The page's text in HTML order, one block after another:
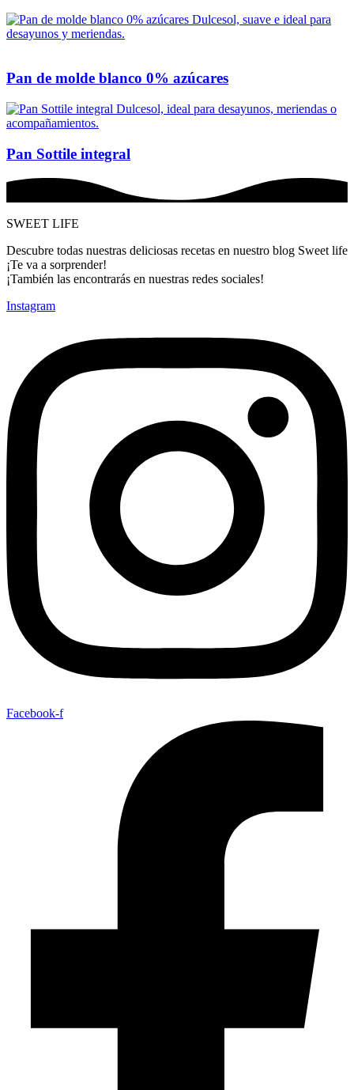
Pan de molde blanco 0% azúcares
Pan Sottile integral
SWEET LIFE
Descubre todas nuestras deliciosas recetas en nuestro blog Sweet life
¡Te va a sorprender!
¡También las encontrarás en nuestras redes sociales!
Instagram
Facebook-f